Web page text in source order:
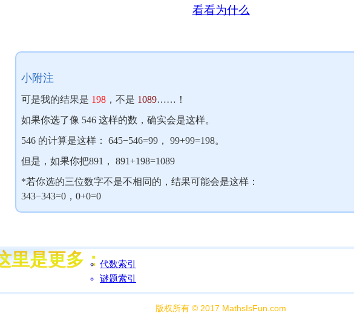
看看为什么
小附注
可是我的结果是 198 ，不是 1089……！
如果你选了像 546 这样的数，确实会是这样。
546 的计算是这样： 645−546=99， 99+99=198。
但是，如果你把891， 891+198=1089
*若你选的三位数字不是不相同的，结果可能会是这样：
343−343=0，0+0=0
代数索引
谜题索引
版权所有 © 2017 MathsIsFun.com